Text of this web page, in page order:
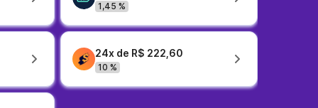
1,45 %
24x de R$ 222,60
10 %